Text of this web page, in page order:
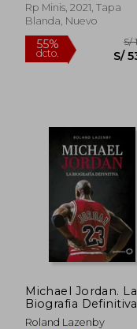
55%
dcto.
Rp Minis, 2021, Tapa
Blanda, Nuevo
Michael Jordan. La
Biografia Definitiva
Roland Lazenby